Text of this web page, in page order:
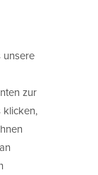
unsere
zur